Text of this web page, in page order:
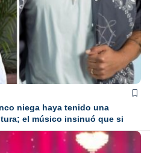
niega haya tenido una
el músico insinuó que si